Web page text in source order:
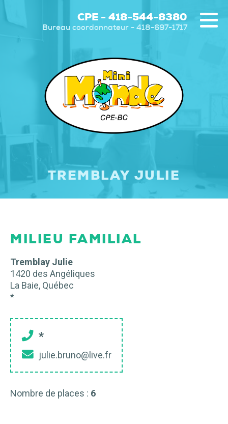
CPE - 418-544-8380
Bureau coordonnateur - 418-697-1717
TREMBLAY JULIE
MILIEU FAMILIAL
Tremblay Julie
1420 des Angéliques
La Baie, Québec
*
*
julie.bruno@live.fr
Nombre de places : 6